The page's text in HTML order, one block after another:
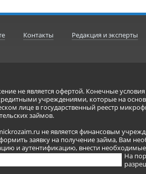
Контакты Редакция и эксперты
не является офертой. Конечные
учреждениями, которые на
лице в государственный реестр
займов.
не является финансовым
заявку на получение займа, Вам
и аутентификацию, внести
На